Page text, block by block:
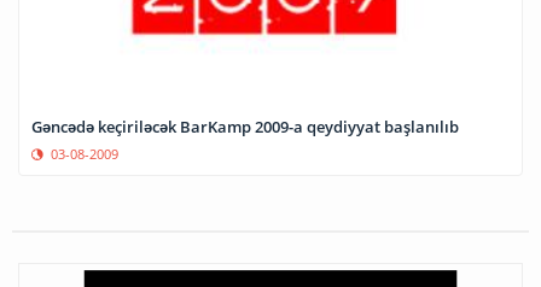
Gəncədə keçiriləcək BarKamp 2009-a qeydiyyat başlanılıb
03-08-2009